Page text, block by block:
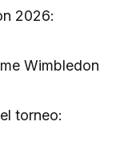
2026:
Wimbledon
torneo: